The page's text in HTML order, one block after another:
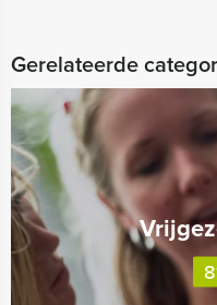
Gerelateerde